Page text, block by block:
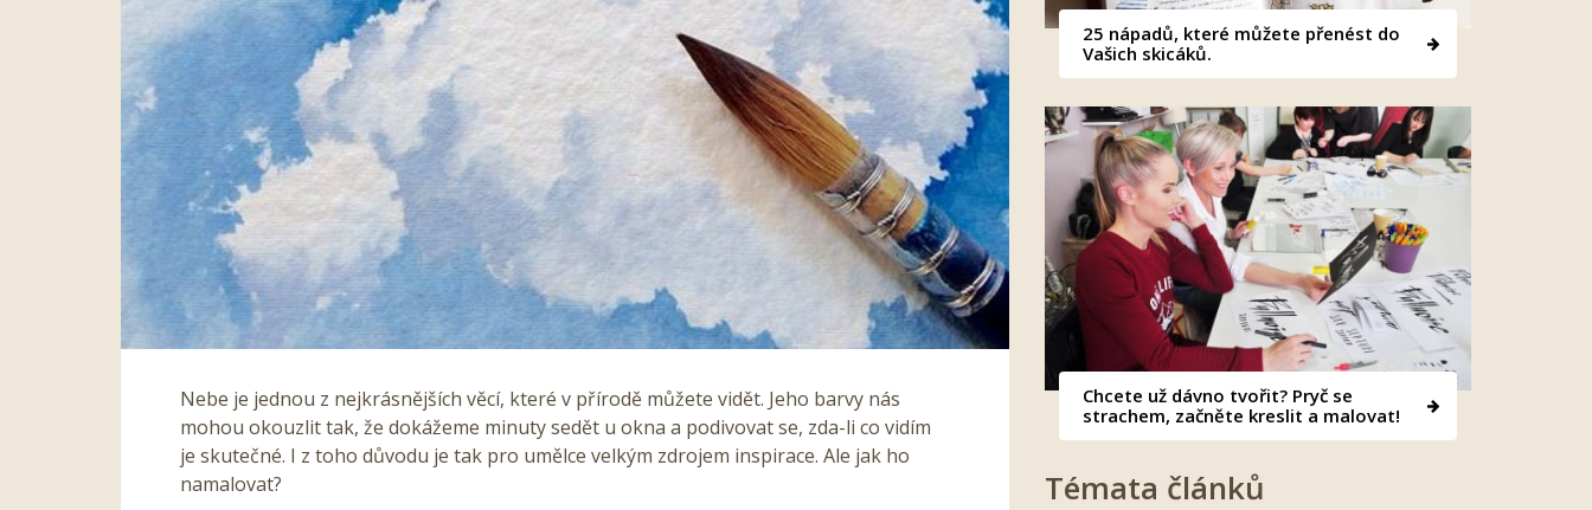
Nebe je jednou z nejkrásnějších věcí, které v přírodě můžete vidět. Jeho barvy nás
mohou okouzlit tak, že dokážeme minuty sedět u okna a podivovat se, zda-li co vidím
je skutečné. I z toho důvodu je tak pro umělce velkým zdrojem inspirace. Ale jak ho
namalovat?
25 nápadů, které můžete přenést do
Vašich skicáků.
Chcete už dávno tvořit? Pryč se
strachem, začněte kreslit a malovat!
Témata článků